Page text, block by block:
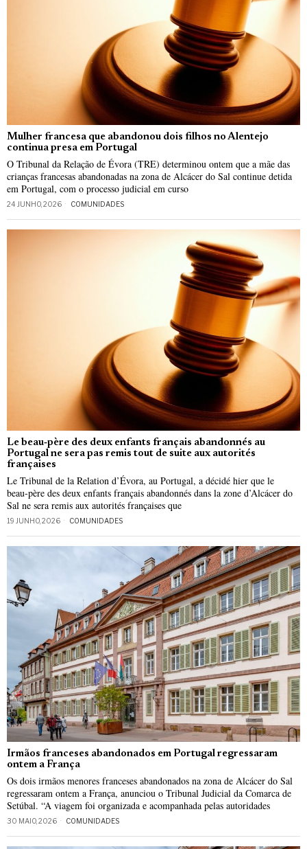
Mulher francesa que abandonou dois filhos no Alentejo
continua presa em Portugal
O Tribunal da Relação de Évora (TRE) determinou ontem que a mãe das
crianças francesas abandonadas na zona de Alcácer do Sal continue detida
em Portugal, com o processo judicial em curso
24 JUNHO, 2026 COMUNIDADES
Le beau‑père des deux enfants français abandonnés au
Portugal ne sera pas remis tout de suite aux autorités
françaises
Le Tribunal de la Relation d’Évora, au Portugal, a décidé hier que le
beau‑père des deux enfants français abandonnés dans la zone d’Alcácer do
Sal ne sera remis aux autorités françaises que
19 JUNHO, 2026 COMUNIDADES
Irmãos franceses abandonados em Portugal regressaram
ontem a França
Os dois irmãos menores franceses abandonados na zona de Alcácer do Sal
regressaram ontem a França, anunciou o Tribunal Judicial da Comarca de
Setúbal. “A viagem foi organizada e acompanhada pelas autoridades
30 MAIO, 2026 COMUNIDADES